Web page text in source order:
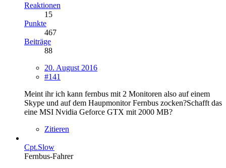
Reaktionen
15
Punkte
467
Beiträge
88
20. August 2016
#141
Meint ihr ich kann fernbus mit 2 Monitoren also auf einem
Skype und auf dem Haupmonitor Fernbus zocken?Schafft das
eine MSI Nvidia Geforce GTX mit 2000 MB?
Zitieren
Cpt.Slow
Fernbus-Fahrer